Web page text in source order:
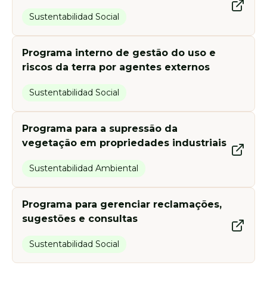
Sustentabilidad Social
Programa interno de gestão do uso e
riscos da terra por agentes externos
Sustentabilidad Social
Programa para a supressão da
vegetação em propriedades industriais
Sustentabilidad Ambiental
Programa para gerenciar reclamações,
sugestões e consultas
Sustentabilidad Social